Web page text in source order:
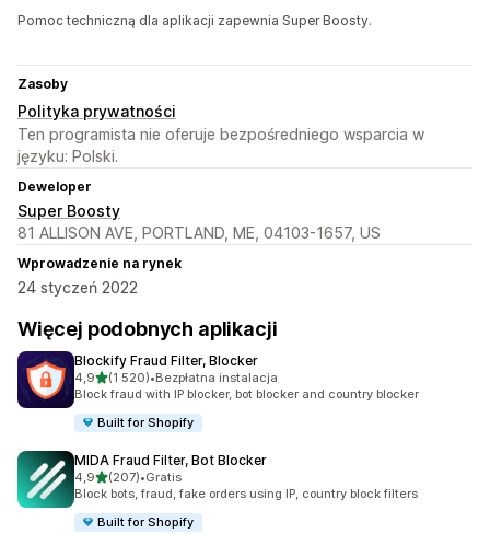
Pomoc techniczną dla aplikacji zapewnia Super Boosty.
Zasoby
Polityka prywatności
Ten programista nie oferuje bezpośredniego wsparcia w
języku: Polski.
Deweloper
Super Boosty
81 ALLISON AVE, PORTLAND, ME, 04103-1657, US
Wprowadzenie na rynek
24 styczeń 2022
Więcej podobnych aplikacji
Blockify Fraud Filter, Blocker
4,9na 5 gwiazdek
(1 520)
Łączna liczba recenzji: 1520
•Bezpłatna instalacja
Block fraud with IP blocker, bot blocker and country blocker
Built for Shopify
MIDA Fraud Filter, Bot Blocker
4,9na 5 gwiazdek
(207)
Łączna liczba recenzji: 207
•Gratis
Block bots, fraud, fake orders using IP, country block filters
Built for Shopify